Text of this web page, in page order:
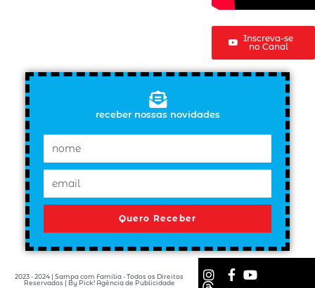
Inscreva-se
no Canal
receber nossas novidades
Quero Receber
2023 - 2024 | Sampa com Família - Todos os Direitos
Reservados | By Pick! Agência de Publicidade